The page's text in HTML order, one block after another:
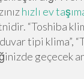
hızlı ev
“Toshiba
tipi klima”,
geçecek